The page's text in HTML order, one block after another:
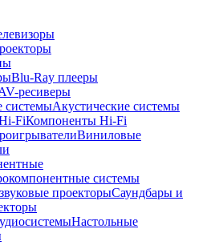
Blu-Ray плееры
ресиверы
системыАкустические системы
FiКомпоненты Hi-Fi
Виниловые
системы
проекторыСаундбары и
Настольные